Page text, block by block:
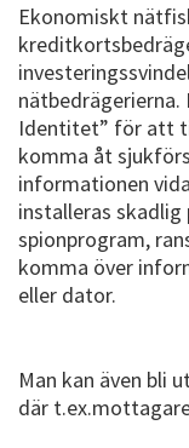
Ekonomiskt
Identitet” för att
komma åt
informationen
installeras skadlig
spionprogram,
komma över
eller dator.
Man kan även bli
där